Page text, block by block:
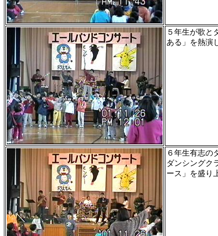
５年生が歌と
ある」を熱演
６年生有志の
ダンシングク
ース」を盛り